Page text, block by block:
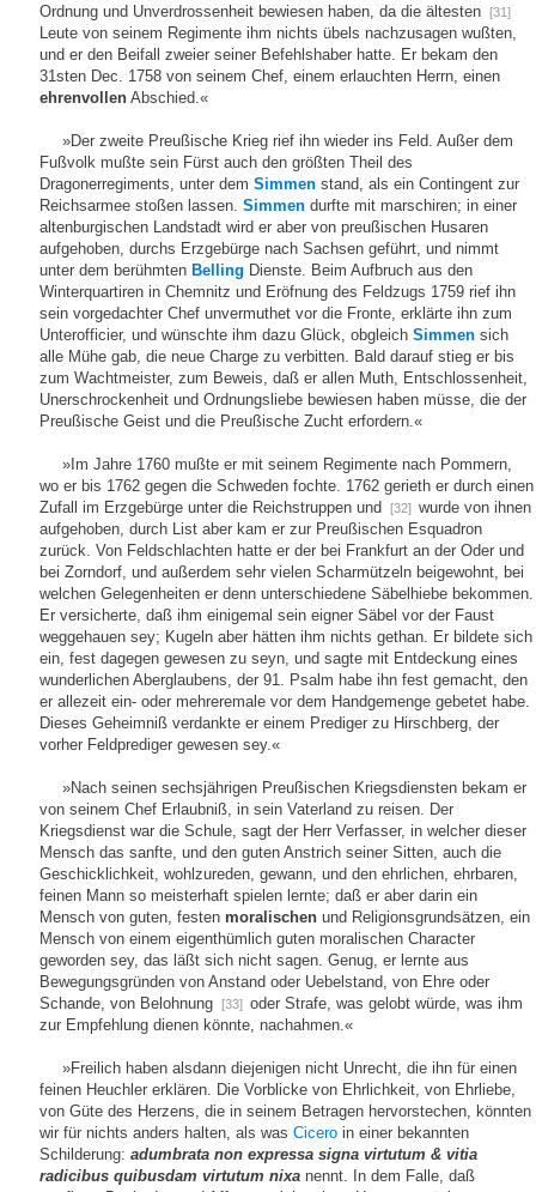
Ordnung und Unverdrossenheit bewiesen haben, da die ältesten
[31]
Leute von seinem Regimente ihm nichts übels nachzusagen wußten,
und er den Beifall zweier seiner Befehlshaber hatte. Er bekam den
31sten Dec. 1758 von seinem Chef, einem erlauchten Herrn, einen
ehrenvollen Abschied.«
»Der zweite Preußische Krieg rief ihn wieder ins Feld. Außer dem
Fußvolk mußte sein Fürst auch den größten Theil des
Dragonerregiments, unter dem Simmen stand, als ein Contingent zur
Reichsarmee stoßen lassen. Simmen durfte mit marschiren; in einer
altenburgischen Landstadt wird er aber von preußischen Husaren
aufgehoben, durchs Erzgebürge nach Sachsen geführt, und nimmt
unter dem berühmten Belling Dienste. Beim Aufbruch aus den
Winterquartiren in Chemnitz und Eröfnung des Feldzugs 1759 rief ihn
sein vorgedachter Chef unvermuthet vor die Fronte, erklärte ihn zum
Unterofficier, und wünschte ihm dazu Glück, obgleich Simmen sich
alle Mühe gab, die neue Charge zu verbitten. Bald darauf stieg er bis
zum Wachtmeister, zum Beweis, daß er allen Muth, Entschlossenheit,
Unerschrockenheit und Ordnungsliebe bewiesen haben müsse, die der
Preußische Geist und die Preußische Zucht erfordern.«
»Im Jahre 1760 mußte er mit seinem Regimente nach Pommern,
wo er bis 1762 gegen die Schweden fochte. 1762 gerieth er durch einen
Zufall im Erzgebürge unter die Reichstruppen und
[32] wurde von ihnen
aufgehoben, durch List aber kam er zur Preußischen Esquadron
zurück. Von Feldschlachten hatte er der bei Frankfurt an der Oder und
bei Zorndorf, und außerdem sehr vielen Scharmützeln beigewohnt, bei
welchen Gelegenheiten er denn unterschiedene Säbelhiebe bekommen.
Er versicherte, daß ihm einigemal sein eigner Säbel vor der Faust
weggehauen sey; Kugeln aber hätten ihm nichts gethan. Er bildete sich
ein, fest dagegen gewesen zu seyn, und sagte mit Entdeckung eines
wunderlichen Aberglaubens, der 91. Psalm habe ihn fest gemacht, den
er allezeit ein- oder mehreremale vor dem Handgemenge gebetet habe.
Dieses Geheimniß verdankte er einem Prediger zu Hirschberg, der
vorher Feldprediger gewesen sey.«
»Nach seinen sechsjährigen Preußischen Kriegsdiensten bekam er
von seinem Chef Erlaubniß, in sein Vaterland zu reisen. Der
Kriegsdienst war die Schule, sagt der Herr Verfasser, in welcher dieser
Mensch das sanfte, und den guten Anstrich seiner Sitten, auch die
Geschicklichkeit, wohlzureden, gewann, und den ehrlichen, ehrbaren,
feinen Mann so meisterhaft spielen lernte; daß er aber darin ein
Mensch von guten, festen moralischen und Religionsgrundsätzen, ein
Mensch von einem eigenthümlich guten moralischen Character
geworden sey, das läßt sich nicht sagen. Genug, er lernte aus
Bewegungsgründen von Anstand oder Uebelstand, von Ehre oder
Schande, von Belohnung
[33] oder Strafe, was gelobt würde, was ihm
zur Empfehlung dienen könnte, nachahmen.«
»Freilich haben alsdann diejenigen nicht Unrecht, die ihn für einen
feinen Heuchler erklären. Die Vorblicke von Ehrlichkeit, von Ehrliebe,
von Güte des Herzens, die in seinem Betragen hervorstechen, könnten
wir für nichts anders halten, als was Cicero in einer bekannten
Schilderung: adumbrata non expressa signa virtutum & vitia
radicibus quibusdam virtutum nixa nennt. In dem Falle, daß